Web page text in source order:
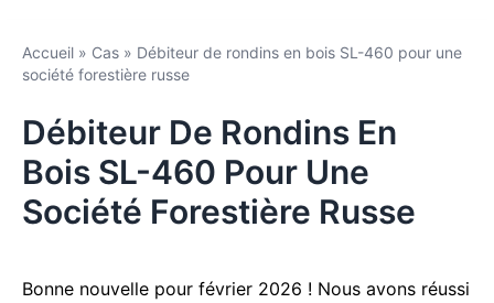
Accueil » Cas » Débiteur de rondins en bois SL-460 pour une
société forestière russe
Débiteur De Rondins En
Bois SL-460 Pour Une
Société Forestière Russe
Bonne nouvelle pour février 2026 ! Nous avons réussi